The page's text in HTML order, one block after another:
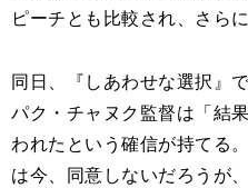
ピーチとも比較され、さら
同日、『しあわせな選択』
パク・チャヌク監督は「結
われたという確信が持てる
は今、同意しないだろうが